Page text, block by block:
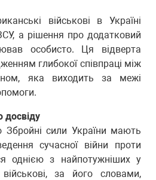
військові в Україні
а рішення про додатковий
особисто. Ця відверта
глибокої співпраці між
яка виходить за межі
досвіду
Збройні сили України мають
сучасної війни проти
однією з найпотужніших у
військові, за його словами,